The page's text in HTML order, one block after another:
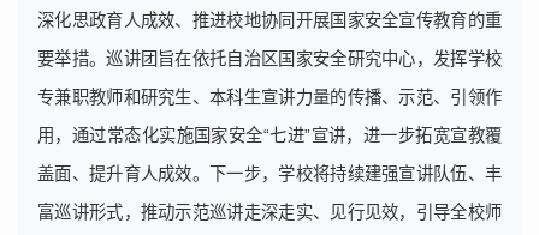
深化思政育人成效、推进校地协同开展国家安全宣传教育的重
要举措。巡讲团旨在依托自治区国家安全研究中心，发挥学校
专兼职教师和研究生、本科生宣讲力量的传播、示范、引领作
用，通过常态化实施国家安全“七进”宣讲，进一步拓宽宣教覆
盖面、提升育人成效。下一步，学校将持续建强宣讲队伍、丰
富巡讲形式，推动示范巡讲走深走实、见行见效，引导全校师